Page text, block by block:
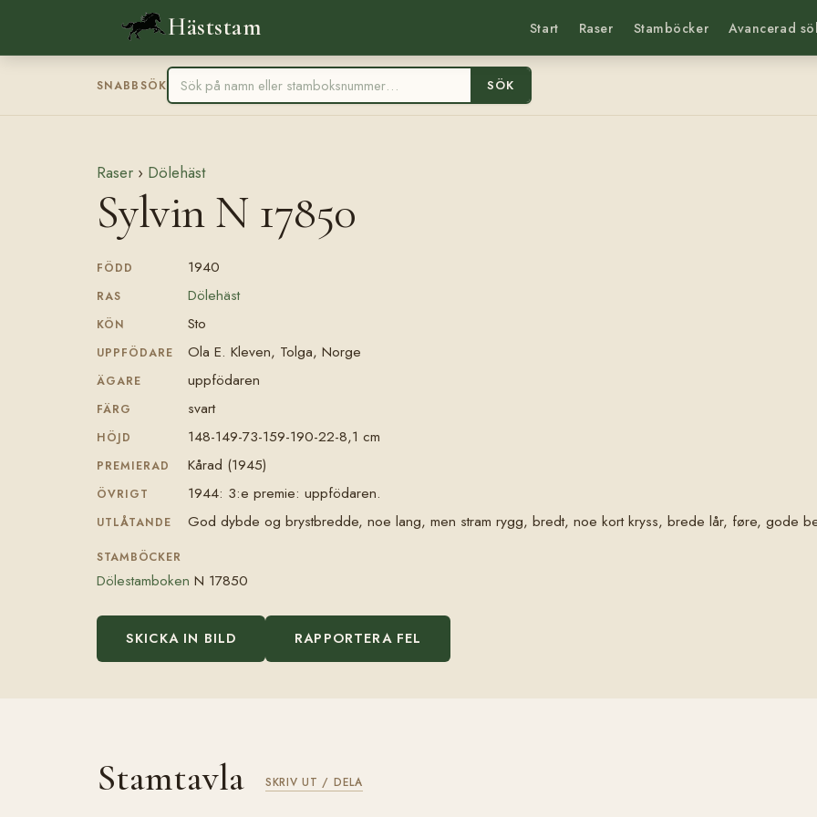
Häststam Start Raser Stamböcker Avancerad
SNABBSÖK SÖK
Raser › Dölehäst
Sylvin N 17850
FÖDD 1940
RAS Dölehäst
KÖN Sto
UPPFÖDARE Ola E. Kleven, Tolga, Norge
ÄGARE uppfödaren
FÄRG svart
HÖJD 148-149-73-159-190-22-8,1 cm
PREMIERAD Kårad (1945)
ÖVRIGT 1944: 3:e premie: uppfödaren.
UTLÅTANDE God dybde og brystbredde, noe lang, men stram rygg, bredt, noe kort kryss, brede lår, føre, gode
STAMBÖCKER
Dölestamboken N 17850
SKICKA IN BILD RAPPORTERA FEL
Stamtavla SKRIV UT / DELA